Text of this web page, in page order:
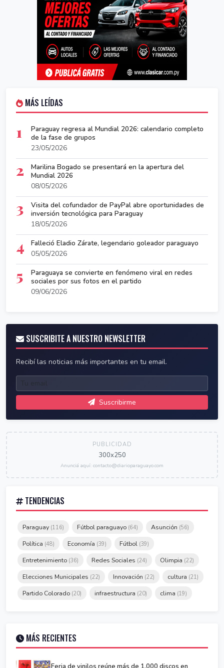
MÁS LEÍDAS
1
Paraguay regresa al Mundial 2026: calendario completo
de la fase de grupos
23/05/2026
2
Marilina Bogado se presentará en la apertura del
Mundial 2026
08/05/2026
3
Visita del cofundador de PayPal abre oportunidades de
inversión tecnológica para Paraguay
18/05/2026
4
Falleció Eladio Zárate, legendario goleador paraguayo
05/05/2026
5
Paraguaya se convierte en fenómeno viral en redes
sociales por sus fotos en el partido
09/06/2026
SUSCRIBITE A NUESTRO NEWSLETTER
Recibí las noticias más importantes en tu email.
Suscribirme
PUBLICIDAD
300x250
Anunciá aquí: contacto@diarioparaguayo.com
TENDENCIAS
Paraguay (116) Fútbol paraguayo (64) Asunción (56)
Política (48) Economía (39) Fútbol (39)
Entretenimiento (36) Redes Sociales (24) Olimpia (22)
Elecciones Municipales (22) Innovación (22) cultura (21)
Partido Colorado (20) infraestructura (20) clima (19)
MÁS RECIENTES